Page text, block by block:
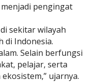
pengingat
sekitar wilayah
di Indonesia.
Selain berfungsi
pelajar, serta
ujarnya.